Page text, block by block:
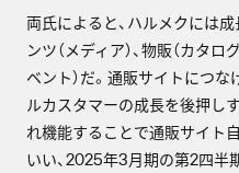
両氏によると、ハルメクには
ンツ（メディア）、物販（カタロ
ベント）だ。通販サイトにつ
ルカスタマーの成長を後押し
れ機能することで通販サイト
いい、2025年3月期の第2四半